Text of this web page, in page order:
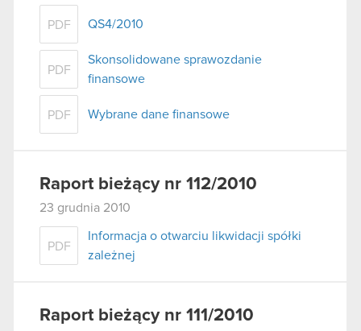
PDF QS4/2010
PDF
Skonsolidowane sprawozdanie
finansowe
PDF Wybrane dane finansowe
Raport bieżący nr 112/2010
23 grudnia 2010
PDF
Informacja o otwarciu likwidacji spółki
zależnej
Raport bieżący nr 111/2010